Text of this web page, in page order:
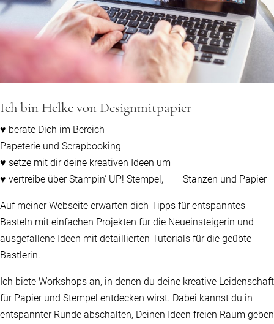
Ich bin Helke von Designmitpapier
♥ berate Dich im Bereich
Papeterie und Scrapbooking
♥ setze mit dir deine kreativen Ideen um
♥ vertreibe über Stampin‘ UP! Stempel, Stanzen und Papier
Auf meiner Webseite erwarten dich Tipps für entspanntes
Basteln mit einfachen Projekten für die Neueinsteigerin und
ausgefallene Ideen mit detaillierten Tutorials für die geübte
Bastlerin.
Ich biete Workshops an, in denen du deine kreative Leidenschaft
für Papier und Stempel entdecken wirst. Dabei kannst du in
entspannter Runde abschalten, Deinen Ideen freien Raum geben